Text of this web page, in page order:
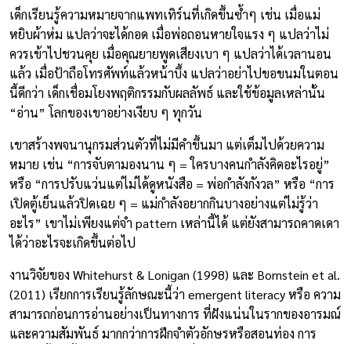
เด็กเรียนรู้ความหมายจากแพทเทิร์นที่เกิดขึ้นซ้ำๆ เช่น เมื่อแม่
หยิบผ้าห่ม แปลว่าจะได้กอด เมื่อพ่อถอนหายใจแรง ๆ แปลว่าไม่
ควรเข้าไปชวนคุย เมื่อคุณยายพูดเสียงเบา ๆ แปลว่าได้เวลานอน
แล้ว เมื่อป้าถือโทรศัพท์แล้วหน้าบึ้ง แปลว่าอย่าไปขอขนมในตอน
นี้ดีกว่า เด็กเชื่อมโยงพฤติกรรมกับผลลัพธ์ และใช้ข้อมูลเหล่านั้น
“อ่าน” โลกของเขาอย่างเงียบ ๆ ทุกวัน
เขาสร้างพจนานุกรมส่วนตัวที่ไม่มีคำขึ้นมา แต่เต็มไปด้วยความ
หมาย เช่น “การจับตามองนาน ๆ = ใครบางคนกำลังคิดอะไรอยู่”
หรือ “การปรับแว่นแต่ไม่ได้ดูหนังสือ = พ่อกำลังกังวล” หรือ “การ
เปิดตู้เย็นแล้วปิดเฉย ๆ = แม่กำลังอยากกินบางอย่างแต่ไม่รู้ว่า
อะไร” เขาไม่เพียงแต่จำ pattern เหล่านี้ได้ แต่ยังสามารถคาดเดา
ได้ว่าอะไรจะเกิดขึ้นต่อไป
งานวิจัยของ Whitehurst & Lonigan (1998) และ Bornstein et al.
(2011) เรียกการเรียนรู้ลักษณะนี้ว่า emergent literacy หรือ ความ
สามารถก่อนการอ่านอย่างเป็นทางการ ที่ฝังแน่นในรากของอารมณ์
และความสัมพันธ์ มากกว่าการฝึกจำตัวอักษรหรือสอนท่อง การ